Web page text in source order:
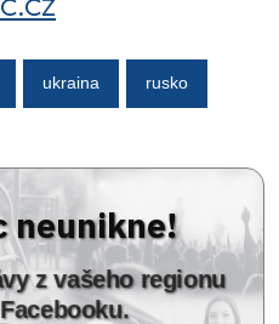
ukraina rusko
neunikne!
z vašeho regionu